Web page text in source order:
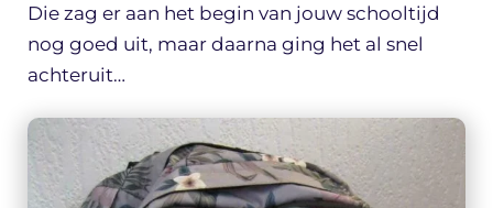
Die zag er aan het begin van jouw schooltijd
nog goed uit, maar daarna ging het al snel
achteruit…